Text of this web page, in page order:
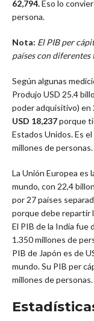
62,794.Eso lo
persona.
Nota: El PIB per
países con diferentes
Según algunas
Produjo USD 25.4
poder adquisitivo) en
USD 18,237porque
Estados Unidos. Es
millones de personas.
La Unión Europea es
mundo, con 22,4
por 27 países
porque debe repartir
El PIB de la India fue
1.350 millones de
PIB de Japón es de
mundo. Su PIB per
millones de personas.